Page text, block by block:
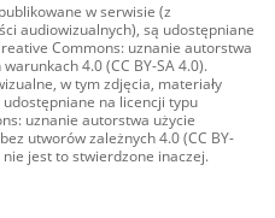
w serwisie (z
audiowizualnych), są udostępniane
Commons: uznanie autorstwa
4.0 (CC BY-SA 4.0).
w tym zdjęcia, materiały
na licencji typu
uznanie autorstwa użycie
utworów zależnych 4.0 (CC BY-
nie jest to stwierdzone inaczej.